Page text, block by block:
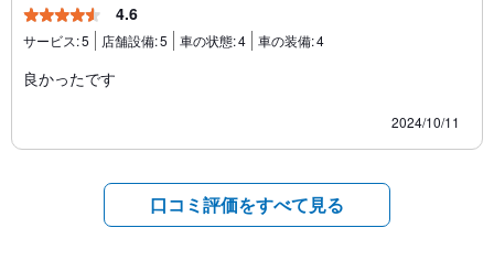
4.6
サービス:5 店舗設備:5 車の状態:4 車の装備:4
良かったです
2024/10/11
口コミ評価をすべて見る